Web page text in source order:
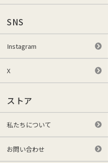
SNS
Instagram
X
ストア
私たちについて
お問い合わせ